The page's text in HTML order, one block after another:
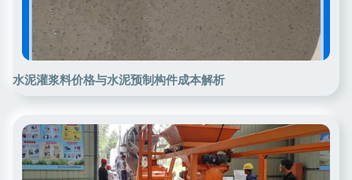
水泥灌浆料价格与水泥预制构件成本解析